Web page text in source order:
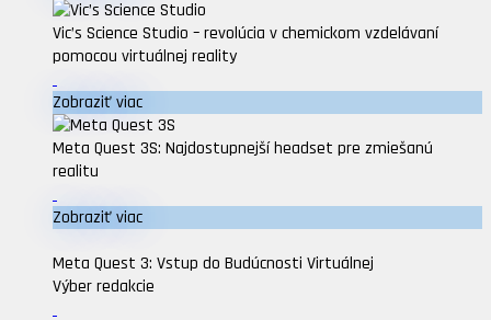
Vic’s Science Studio – revolúcia v chemickom vzdelávaní
pomocou virtuálnej reality
Zobraziť viac
Meta Quest 3S: Najdostupnejší headset pre zmiešanú
realitu
Zobraziť viac
Meta Quest 3: Vstup do Budúcnosti Virtuálnej
Výber redakcie